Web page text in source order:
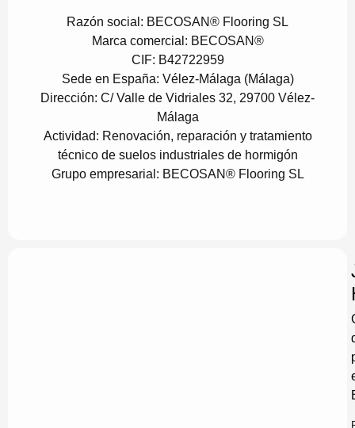
Razón social: BECOSAN® Flooring SL
Marca comercial: BECOSAN®
CIF: B42722959
Sede en España: Vélez-Málaga (Málaga)
Dirección: C/ Valle de Vidriales 32, 29700 Vélez-
Málaga
Actividad: Renovación, reparación y tratamiento
técnico de suelos industriales de hormigón
Grupo empresarial: BECOSAN® Flooring SL